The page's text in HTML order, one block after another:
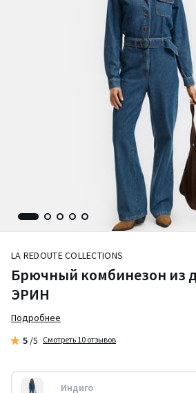
LA REDOUTE COLLECTIONS
Брючный комбинезон из
ЭРИН
Подробнее
5 /5 Смотреть 10 отзывов
Индиго